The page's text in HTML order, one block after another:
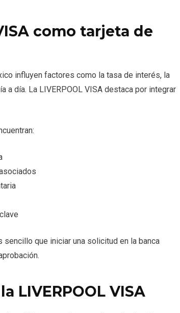
como tarjeta de
influyen factores como la tasa de interés, la
a día. La LIVERPOOL VISA destaca por integrar
que iniciar una solicitud en la banca
LIVERPOOL VISA